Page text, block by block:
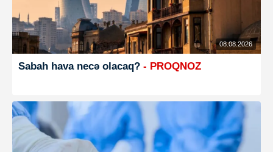
08.08.2026
Sabah hava necə olacaq? - PROQNOZ